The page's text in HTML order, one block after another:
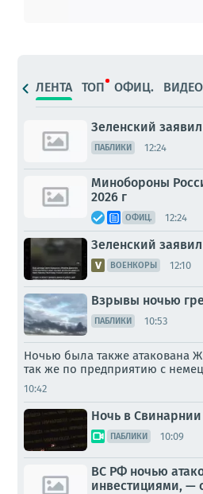
ЛЕНТА ТОП ОФИЦ. ВИДЕО
Зеленский
ПАБЛИКИ 12:24
Минобороны
2026 г
ОФИЦ. 12:24
Зеленский
ВОЕНКОРЫ 12:10
Взрывы ночью
ПАБЛИКИ 10:53
Ночью была также атакована
так же по предприятию с
10:42
Ночь в
ПАБЛИКИ 10:09
ВС РФ ночью
инвестициями, —